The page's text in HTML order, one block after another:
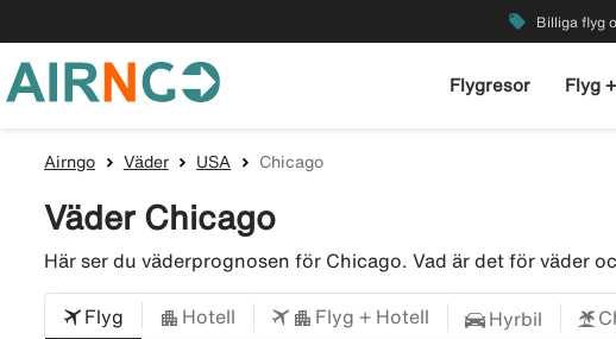
local_offer Billiga flyg
Flygresor Flyg
Airngo Väder USA Chicago
Väder Chicago
Här ser du väderprognosen för Chicago. Vad är det för väder
Flyg Hotell Flyg + Hotell Hyrbil